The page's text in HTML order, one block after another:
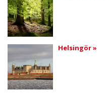
Helsingör »